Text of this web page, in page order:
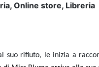
Online store, Libreria
suo rifiuto, le inizia a